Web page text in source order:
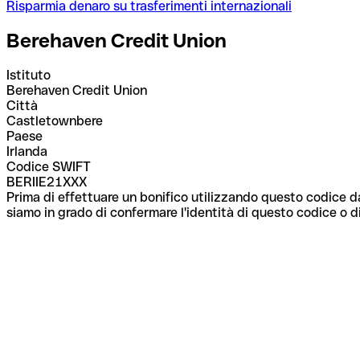
Risparmia denaro su trasferimenti internazionali
Berehaven Credit Union
Istituto
Berehaven Credit Union
Città
Castletownbere
Paese
Irlanda
Codice SWIFT
BERIIE21XXX
Prima di effettuare un bonifico utilizzando questo codice
siamo in grado di confermare l'identità di questo codice o